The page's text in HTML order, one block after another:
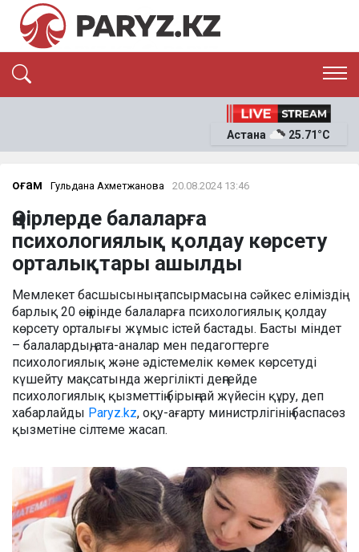
ЭКОНОМИКА
ОҚИҒА
News
Астана 25.71°C
Қоғам Гульдана Ахметжанова 20.08.2024 13:46
Өңірлерде балаларға
психологиялық қолдау көрсету
орталықтары ашылды
Мемлекет басшысының тапсырмасына сәйкес еліміздің
барлық 20 өңірінде балаларға психологиялық қолдау
көрсету орталығы жұмыс істей бастады. Басты міндет
– балалардың, ата-аналар мен педагогтерге
психологиялық және әдістемелік көмек көрсетуді
күшейту мақсатында жергілікті деңгейде
психологиялық қызметтің бірыңғай жүйесін құру, деп
хабарлайды Paryz.kz, оқу-ағарту министрлігінің баспасөз
қызметіне сілтеме жасап.